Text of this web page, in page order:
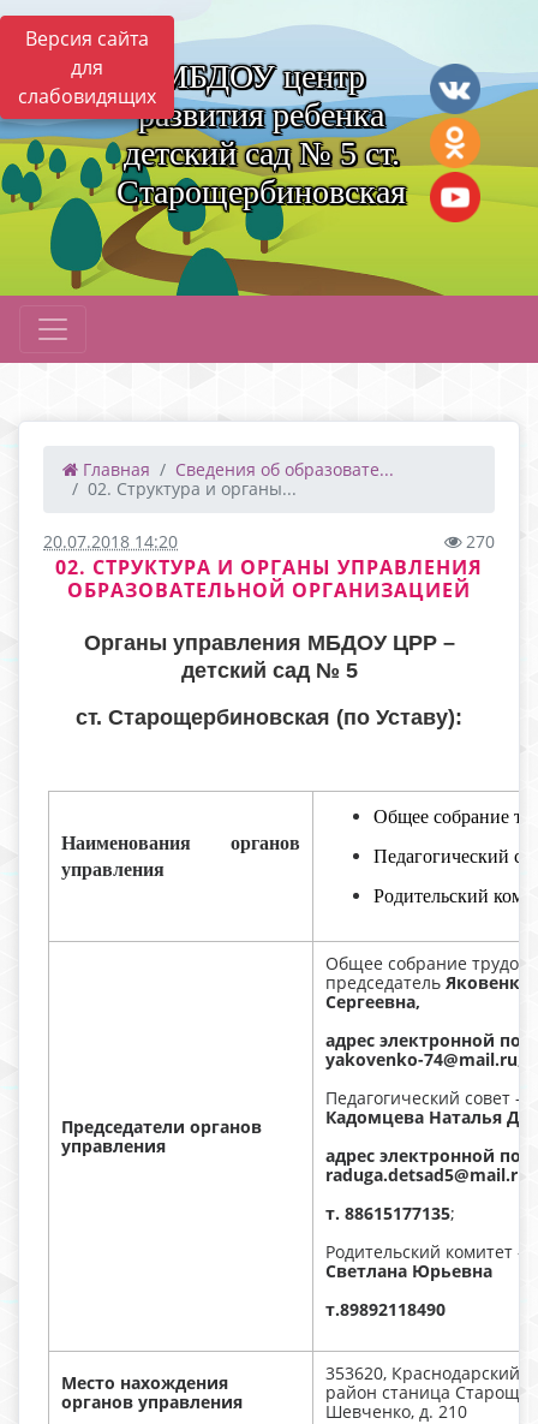
Версия сайта
для
слабовидящих
МБДОУ центр
развития ребенка
детский сад № 5 ст.
Старощербиновская
Главная
Сведения об образовате...
02. Структура и органы...
20.07.2018 14:20 270
02. СТРУКТУРА И ОРГАНЫ УПРАВЛЕНИЯ
ОБРАЗОВАТЕЛЬНОЙ ОРГАНИЗАЦИЕЙ
Органы управления МБДОУ ЦРР –
детский сад № 5
ст. Старощербиновская (по Уставу):
Наименования органов
управления
Общее собрание
Педагогический
Родительский
Председатели органов
управления
Общее собрание
председатель
Сергеевна,
адрес электронной
yakovenko-74@mail.ru,
Педагогический совет -
Кадомцева Наталья
адрес электронной
raduga.detsad5@mail.ru,
т. 88615177135;
Родительский комитет -
Светлана Юрьевна
т.89892118490
Место нахождения
органов управления
353620, Краснодарский
район станица
Шевченко, д. 210